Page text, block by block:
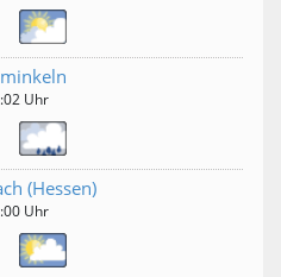
Uhr
(Hessen)
Uhr